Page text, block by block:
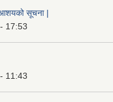
आशयको सूचना |
17:53
11:43